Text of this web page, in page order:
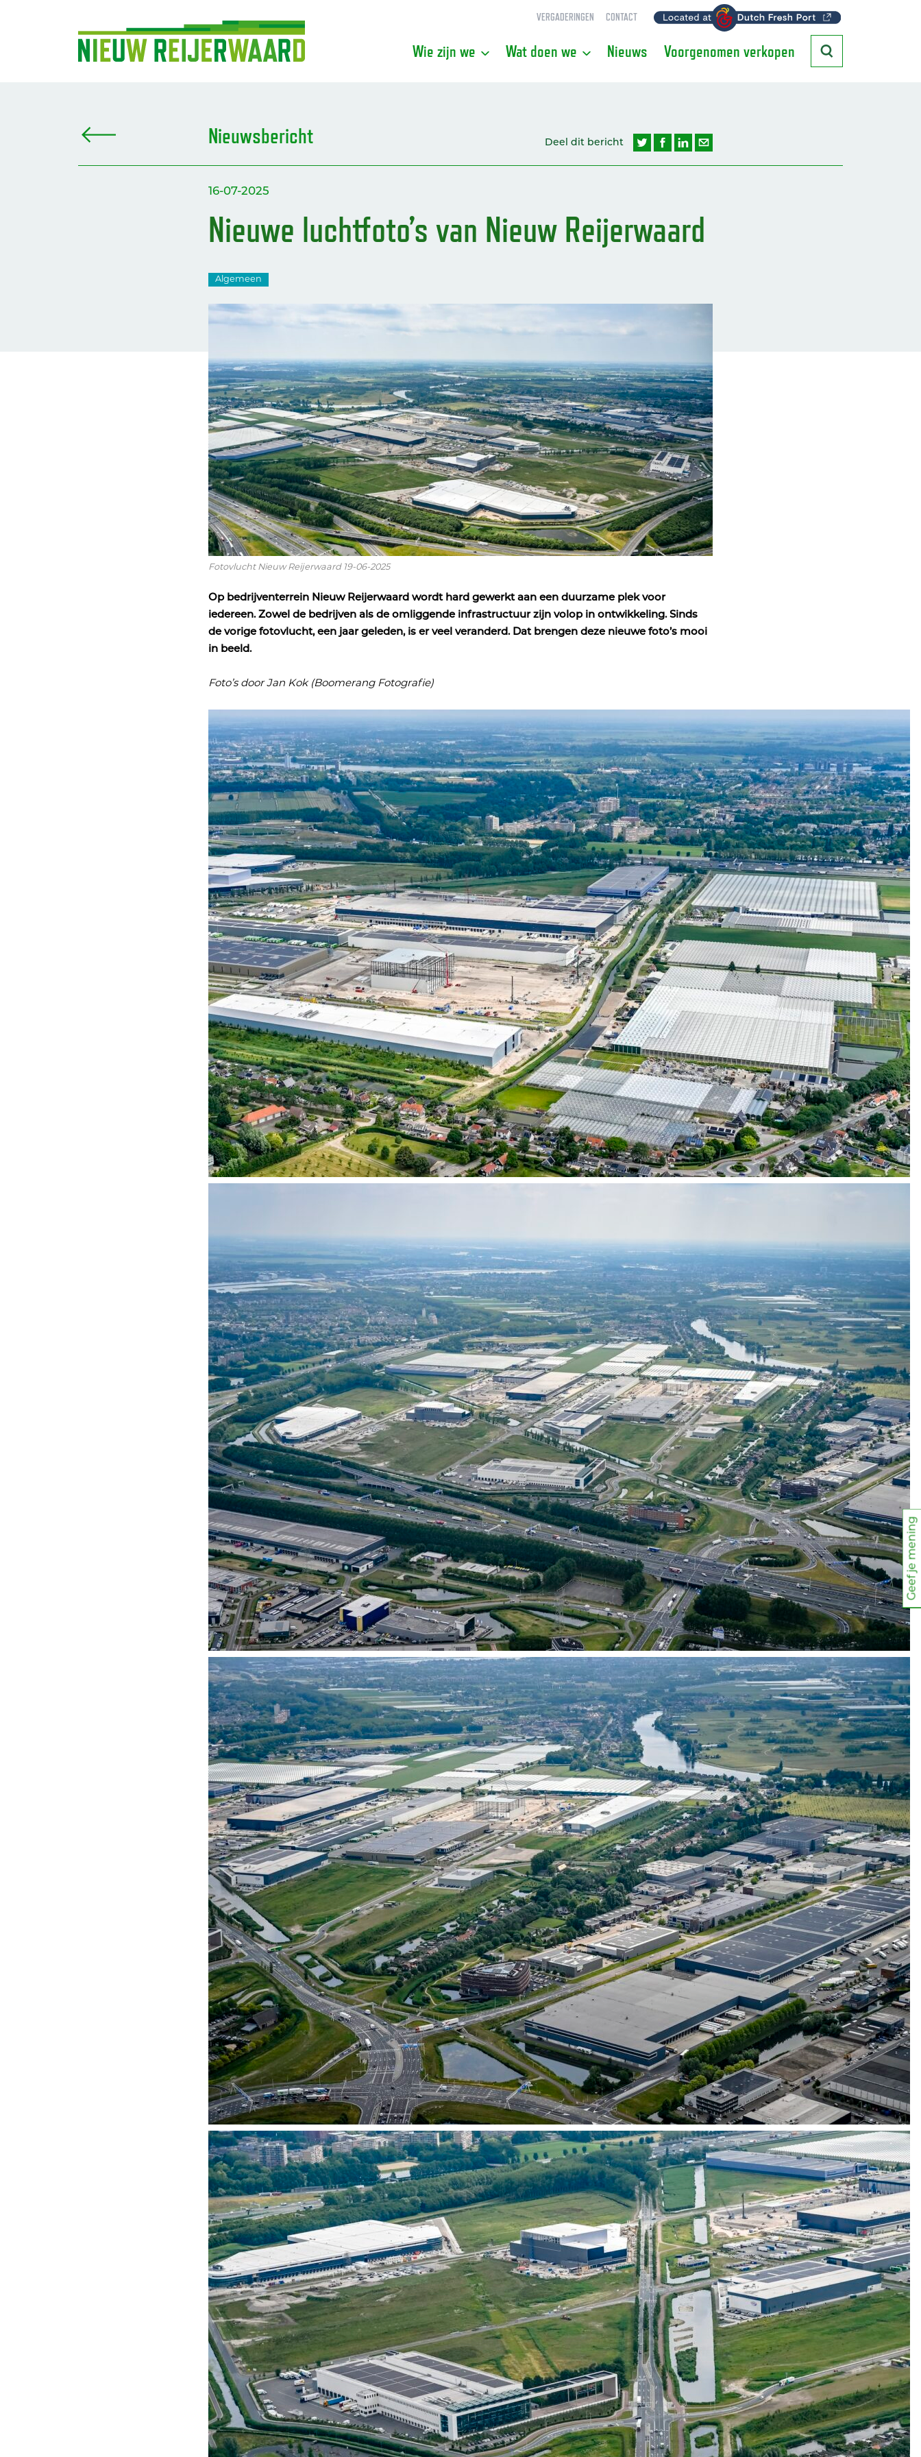
VERGADERINGEN CONTACT
Wie zijn we Wat doen we Nieuws Voorgenomen verkopen
Nieuwsbericht Deel dit bericht
16-07-2025
Nieuwe luchtfoto’s van Nieuw Reijerwaard
Algemeen
Fotovlucht Nieuw Reijerwaard 19-06-2025
Op bedrijventerrein Nieuw Reijerwaard wordt hard gewerkt aan een duurzame plek voor
iedereen. Zowel de bedrijven als de omliggende infrastructuur zijn volop in ontwikkeling. Sinds
de vorige fotovlucht, een jaar geleden, is er veel veranderd. Dat brengen deze nieuwe foto’s mooi
in beeld.
Foto’s door Jan Kok (Boomerang Fotografie)
Geef je mening